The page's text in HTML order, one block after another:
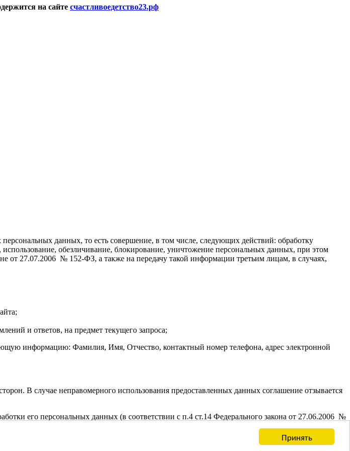
Принять
на сайте счастливоедетство23.рф
данных, то есть совершение, в том числе, следующих действий: обработку
обезличивание, блокирование, уничтожение персональных данных, при этом
от 27.07.2006 № 152-ФЗ, а также на передачу такой информации третьим лицам, в случаях,
и ответов, на предмет текущего запроса;
информацию: Фамилия, Имя, Отчество, контактный номер телефона, адрес электронной
В случае неправомерного использования предоставленных данных соглашение отзывается
его персональных данных (в соответствии с п.4 ст.14 Федерального закона от 27.06.2006 №